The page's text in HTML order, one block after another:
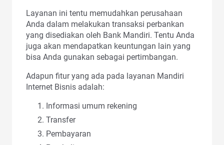
Layanan ini tentu memudahkan perusahaan
Anda dalam melakukan transaksi perbankan
yang disediakan oleh Bank Mandiri. Tentu Anda
juga akan mendapatkan keuntungan lain yang
bisa Anda gunakan sebagai pertimbangan.
Adapun fitur yang ada pada layanan Mandiri
Internet Bisnis adalah:
Informasi umum rekening
Transfer
Pembayaran